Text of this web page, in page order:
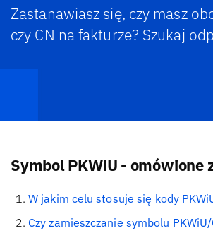
Zastanawiasz się, czy masz
czy CN na fakturze? Szukaj
Symbol PKWiU - omówione
W jakim celu stosuje się kody
Czy zamieszczanie symbolu